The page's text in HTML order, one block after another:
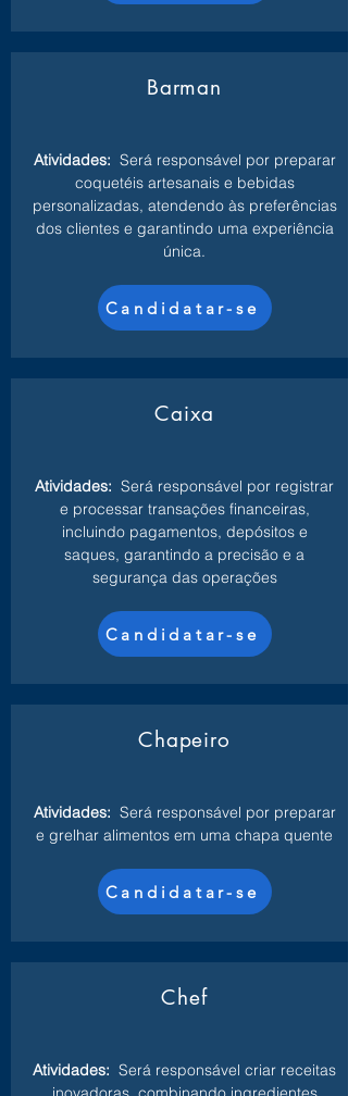
Barman
Atividades: Será responsável por preparar
coquetéis artesanais e bebidas
personalizadas, atendendo às preferências
dos clientes e garantindo uma experiência
única.
Candidatar-se
Caixa
Atividades: Será responsável por registrar
e processar transações financeiras,
incluindo pagamentos, depósitos e
saques, garantindo a precisão e a
segurança das operações
Candidatar-se
Chapeiro
Atividades: Será responsável por preparar
e grelhar alimentos em uma chapa quente
Candidatar-se
Chef
Atividades: Será responsável criar receitas